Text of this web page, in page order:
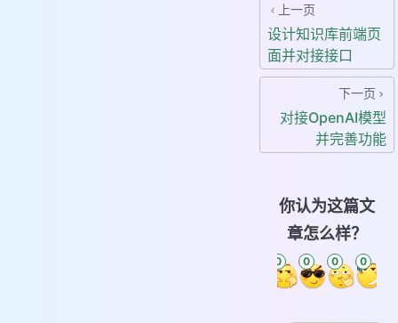
上一页
设计知识库前端页
面并对接接口
下一页
对接OpenAI模型
并完善功能
你认为这篇文
章怎么样？
0 0 0 0